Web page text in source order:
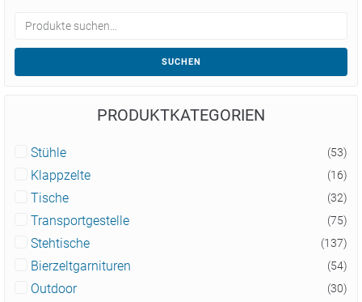
SUCHEN
PRODUKTKATEGORIEN
Stühle (53)
Klappzelte (16)
Tische (32)
Transportgestelle (75)
Stehtische (137)
Bierzeltgarnituren (54)
Outdoor (30)